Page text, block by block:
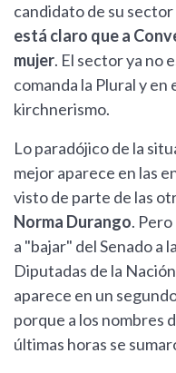
candidato de su
está claro que a
mujer. El sector ya no
comanda la Plural y en
kirchnerismo.
Lo paradójico de la
mejor aparece en las
visto de parte de las
Norma Durango.
a "bajar" del Senado a
Diputadas de la
aparece en un
porque a los nombres
últimas horas se